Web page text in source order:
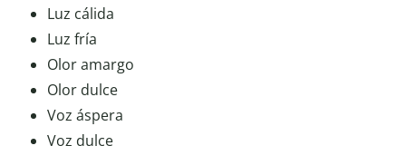
Luz cálida
Luz fría
Olor amargo
Olor dulce
Voz áspera
Voz dulce